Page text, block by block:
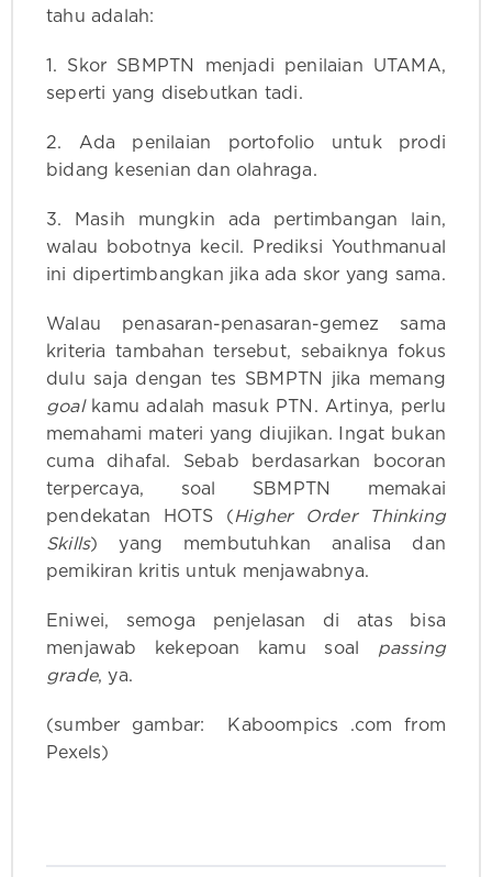
tahu adalah:
1. Skor SBMPTN menjadi penilaian UTAMA,
seperti yang disebutkan tadi.
2. Ada penilaian portofolio untuk prodi
bidang kesenian dan olahraga.
3. Masih mungkin ada pertimbangan lain,
walau bobotnya kecil. Prediksi Youthmanual
ini dipertimbangkan jika ada skor yang sama.
Walau penasaran-penasaran-gemez sama
kriteria tambahan tersebut, sebaiknya fokus
dulu saja dengan tes SBMPTN jika memang
goalkamu adalah masuk PTN. Artinya, perlu
memahami materi yang diujikan. Ingat bukan
cuma dihafal. Sebab berdasarkan bocoran
terpercaya, soal SBMPTN memakai
pendekatan HOTS (Higher Order Thinking
Skills) yang membutuhkan analisa dan
pemikiran kritis untuk menjawabnya.
Eniwei, semoga penjelasan di atas bisa
menjawab kekepoan kamu soal passing
grade, ya.
(sumber gambar: Kaboompics .com from
Pexels)